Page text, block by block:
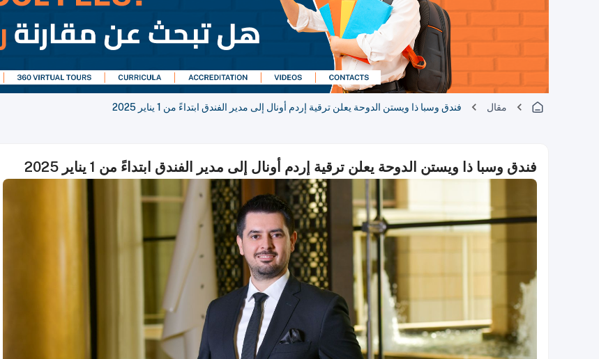
مقال فندق وسبا ذا ويستن الدوحة يعلن ترقية إردم أونال إلى مدير الفندق ابتداءً من 1 يناير 2025
فندق وسبا ذا ويستن الدوحة يعلن ترقية إردم أونال إلى مدير الفندق ابتداءً من 1 يناير 2025